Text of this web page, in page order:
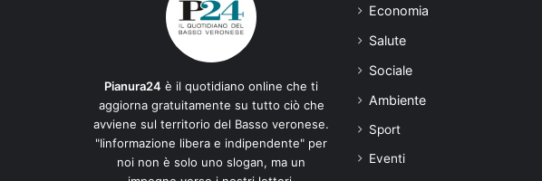
Pianura24 è il quotidiano online che ti
aggiorna gratuitamente su tutto ciò che
avviene sul territorio del Basso veronese.
"Iinformazione libera e indipendente" per
noi non è solo uno slogan, ma un
Economia
Salute
Sociale
Ambiente
Sport
Eventi